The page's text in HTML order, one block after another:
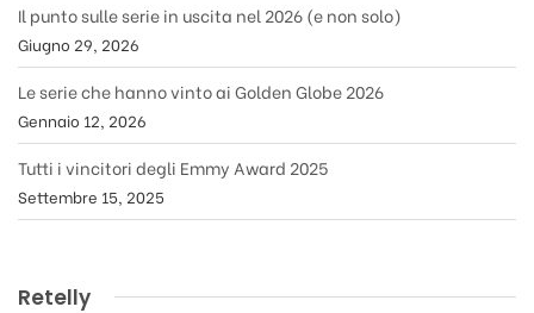
Il punto sulle serie in uscita nel 2026 (e non solo)
Giugno 29, 2026
Le serie che hanno vinto ai Golden Globe 2026
Gennaio 12, 2026
Tutti i vincitori degli Emmy Award 2025
Settembre 15, 2025
Retelly